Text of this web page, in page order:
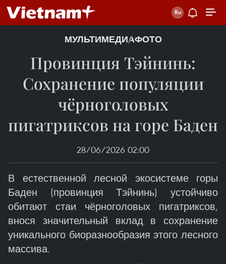
МУЛЬТИМЕДИАФОТО
Провинция Тэйнинь:
Сохранение популяции
чёрноголовых
пигатриксов на горе Баден
28/06/2026 02:00
В естественной лесной экосистеме горы
Баден (провинция Тэйнинь) устойчиво
обитают стаи чёрноголовых пигатриксов,
внося значительный вклад в сохранение
уникального биоразнообразия этого лесного
массива.